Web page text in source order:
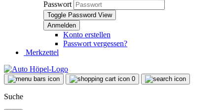
Passwort
Toggle Password View
Konto erstellen
Passwort vergessen?
Merkzettel
0
Suche